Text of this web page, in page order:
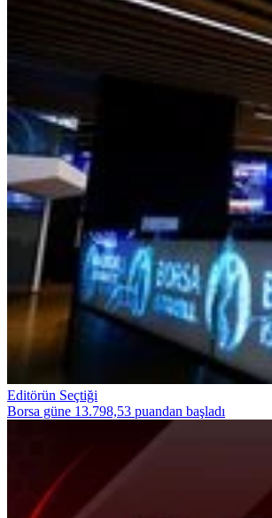
Editörün Seçtiği
Borsa güne 13.798,53 puandan başladı